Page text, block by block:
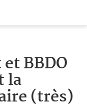
BBDO
la
(très)